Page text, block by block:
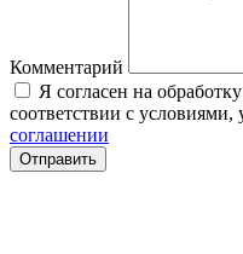
Комментарий
Я согласен на
соответствии с условиями,
соглашении